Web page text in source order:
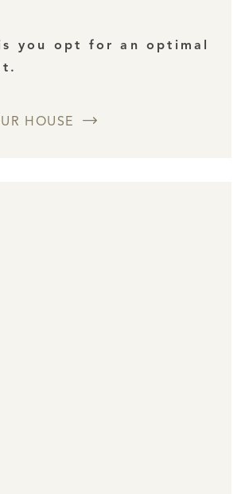
you opt for an optimal
HOUSE